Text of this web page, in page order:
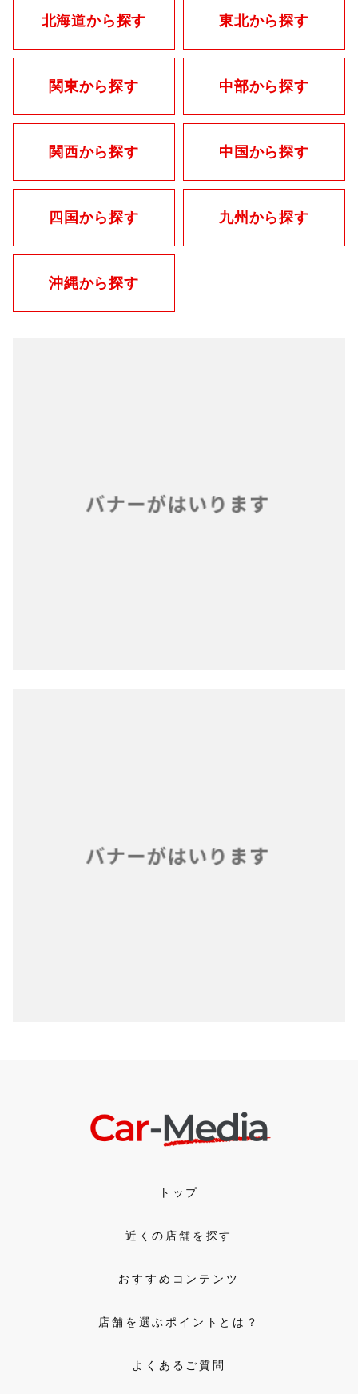
北海道から探す 東北から探す
関東から探す 中部から探す
関西から探す 中国から探す
四国から探す 九州から探す
沖縄から探す
トップ
近くの店舗を探す
おすすめコンテンツ
店舗を選ぶポイントとは？
よくあるご質問